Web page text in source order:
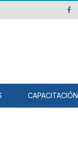
CAPACITACIÓN